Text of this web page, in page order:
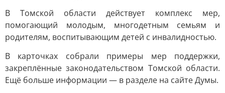
В Томской области действует комплекс мер,
помогающий молодым, многодетным семьям и
родителям, воспитывающим детей с инвалидностью.
В карточках собрали примеры мер поддержки,
закреплённые законодательством Томской области.
Ещё больше информации — в разделе на сайте Думы.